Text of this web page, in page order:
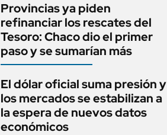
Provincias ya piden
refinanciar los rescates del
Tesoro: Chaco dio el primer
paso y se sumarían más
El dólar oficial suma presión y
los mercados se estabilizan a
la espera de nuevos datos
económicos